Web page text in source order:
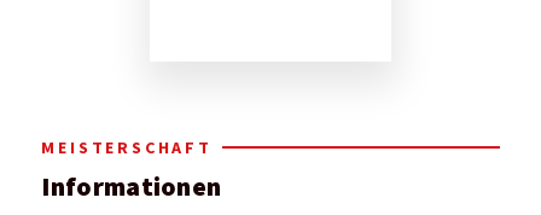
MEISTERSCHAFT
Informationen